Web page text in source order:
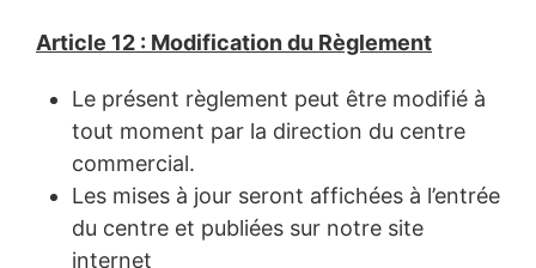
Article 12 : Modification du Règlement
Le présent règlement peut être modifié à
tout moment par la direction du centre
commercial.
Les mises à jour seront affichées à l’entrée
du centre et publiées sur notre site
internet